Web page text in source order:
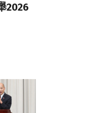
2026